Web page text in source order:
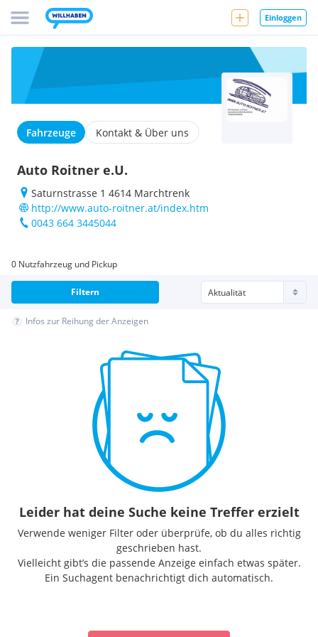
Einloggen
Fahrzeuge Kontakt & Über uns
Auto Roitner e.U.
Saturnstrasse 1 4614 Marchtrenk
http://www.auto-roitner.at/index.htm
0043 664 3445044
0 Nutzfahrzeug und Pickup
Filtern
Infos zur Reihung der Anzeigen
Leider hat deine Suche keine Treffer erzielt
Verwende weniger Filter oder überprüfe, ob du alles richtig
geschrieben hast.
Vielleicht gibt’s die passende Anzeige einfach etwas später.
Ein Suchagent benachrichtigt dich automatisch.